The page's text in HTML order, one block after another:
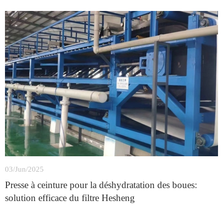
03/Jun/2025
Presse à ceinture pour la déshydratation des boues:
solution efficace du filtre Hesheng